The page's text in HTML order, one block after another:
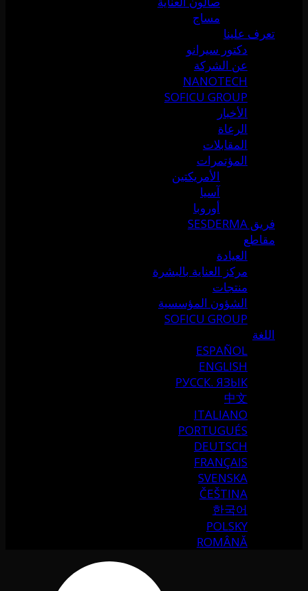
مساج
تعرف علينا
دكتور سيرانو
عن الشركة
NANOTECH
SOFICU GROUP
الأخبار
الرعاة
المقابلات
المؤتمرات
الأمريكتين
آسيا
أوروبا
فريق SESDERMA
مقاطع
العيادة
مركز العناية بالبشرة
منتجات
الشؤون المؤسسية
SOFICU GROUP
اللغة
ESPAÑOL
ENGLISH
РУССК. ЯЗЫК
中文
ITALIANO
PORTUGUÉS
DEUTSCH
FRANÇAIS
SVENSKA
ČEŠTINA
한국어
POLSKY
ROMÂNĂ